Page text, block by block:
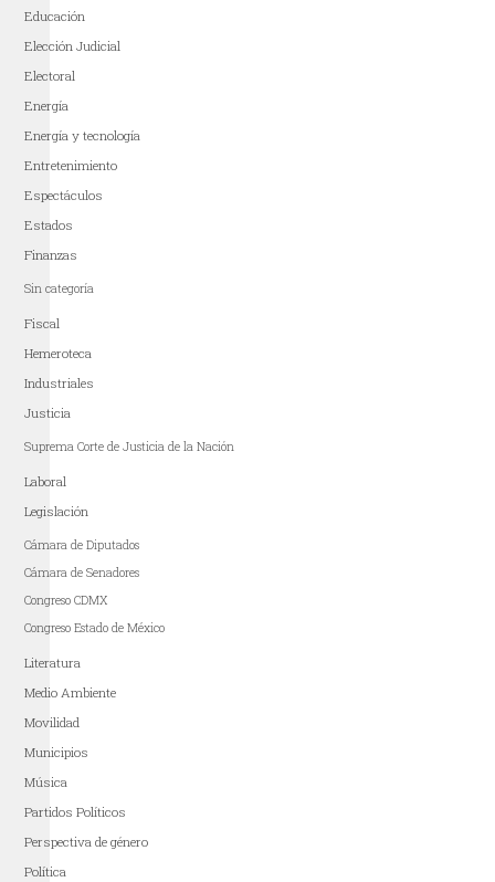
Educación
Elección Judicial
Electoral
Energía
Energía y tecnología
Entretenimiento
Espectáculos
Estados
Finanzas
Sin categoría
Fiscal
Hemeroteca
Industriales
Justicia
Suprema Corte de Justicia de la Nación
Laboral
Legislación
Cámara de Diputados
Cámara de Senadores
Congreso CDMX
Congreso Estado de México
Literatura
Medio Ambiente
Movilidad
Municipios
Música
Partidos Políticos
Perspectiva de género
Política